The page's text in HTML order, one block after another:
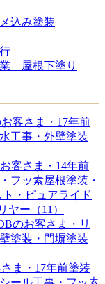
込み塗装
屋根下塗り
客さま・17年前
工事・外壁塗装
客さま・14年前
フッ素屋根塗装・
・ピュアライド
ー（11）
のお客さま・リ
塗装・門塀塗装
ま・17年前塗装